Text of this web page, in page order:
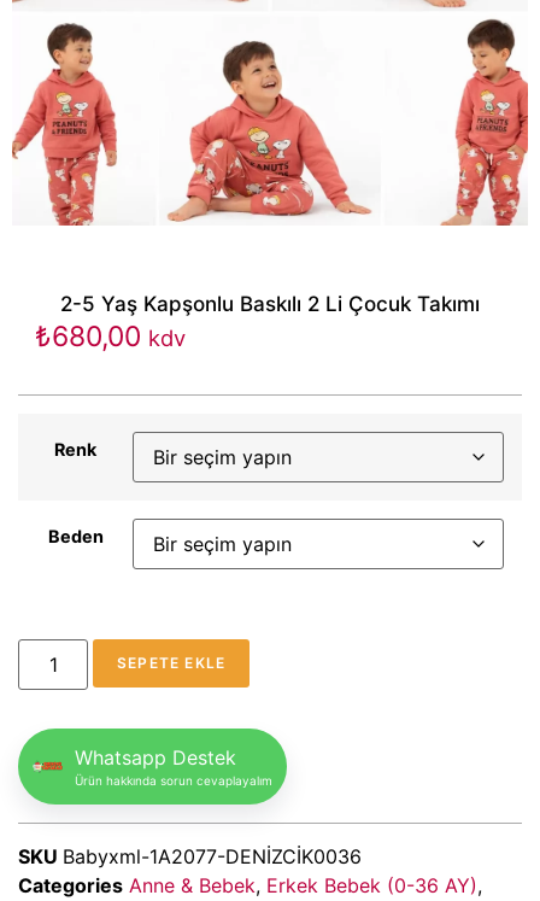
2-5 Yaş Kapşonlu Baskılı 2 Li Çocuk Takımı
₺680,00 kdv
Renk
Beden
SEPETE EKLE
Whatsapp Destek
Ürün hakkında sorun cevaplayalım
SKU Babyxml-1A2077-DENİZCİK0036
Categories Anne & Bebek, Erkek Bebek (0-36 AY),